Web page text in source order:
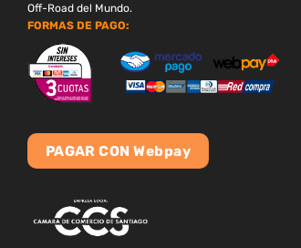
Off-Road del Mundo.
FORMAS DE PAGO:
PAGAR CON Webpay